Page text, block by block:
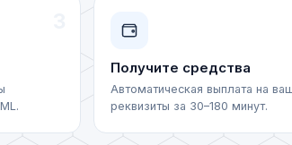
(XAUT)
Получите средства
Автоматическая выплата на
реквизиты за 30–180 минут.